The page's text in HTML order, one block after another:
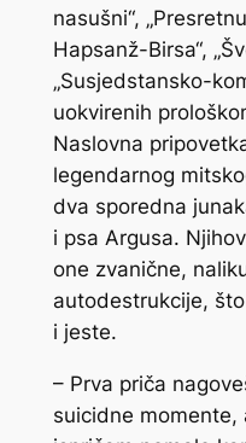
nasušni“,
Hapsanž-Birsa“,
„Susjedstansko-
uokvirenih
Naslovna
legendarnog
dva sporedna
i psa Argusa.
one zvanične,
autodestrukcije,
i jeste.
– Prva priča
suicidne momente,